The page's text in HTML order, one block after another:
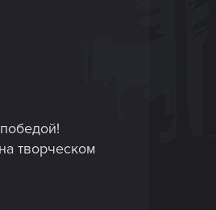
творческом